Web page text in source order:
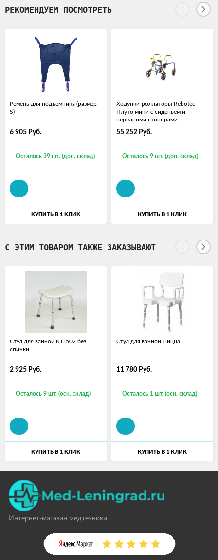
РЕКОМЕНДУЕМ ПОСМОТРЕТЬ
Ремень для подъемника (размер
S)
6 905 Руб.
Осталось 39 шт. (доп. склад)
КУПИТЬ В 1 КЛИК
Ходунки-роллаторы Rebotec
Плуто мини с сиденьем и
передними стопорами
55 252 Руб.
Осталось 9 шт. (доп. склад)
КУПИТЬ В 1 КЛИК
С ЭТИМ ТОВАРОМ ТАКЖЕ ЗАКАЗЫВАЮТ
Стул для ванной KJT502 без
спинки
2 925 Руб.
Осталось 9 шт. (осн. склад)
КУПИТЬ В 1 КЛИК
Стул для ванной Ницца
11 780 Руб.
Осталось 1 шт. (осн. склад)
КУПИТЬ В 1 КЛИК
Интернет-магазин медтехники